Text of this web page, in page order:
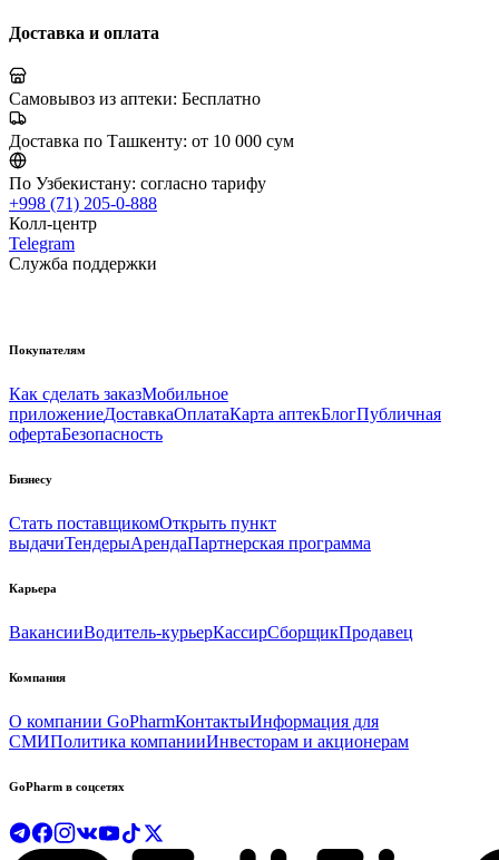
Доставка и оплата
Самовывоз из аптеки: Бесплатно
Доставка по Ташкенту: от 10 000 сум
По Узбекистану: согласно тарифу
+998 (71) 205-0-888
Колл-центр
Telegram
Служба поддержки
Покупателям
Как сделать заказМобильное
приложениеДоставкаОплатаКарта аптекБлогПубличная
офертаБезопасность
Бизнесу
Стать поставщикомОткрыть пункт
выдачиТендерыАрендаПартнерская программа
Карьера
ВакансииВодитель-курьерКассирСборщикПродавец
Компания
О компании GoPharmКонтактыИнформация для
СМИПолитика компанииИнвесторам и акционерам
GoPharm в соцсетях